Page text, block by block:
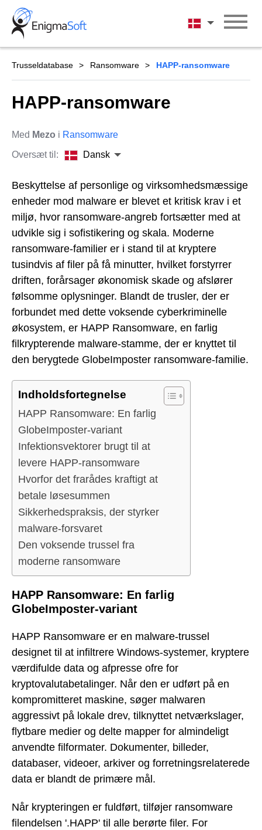
Skip
content
Dansk
Trusseldatabase Ransomware HAPP-ransomware
HAPP-ransomware
Med Mezo i Ransomware
Oversæt til:
Dansk
Beskyttelse af personlige og virksomhedsmæssige
enheder mod malware er blevet et kritisk krav i et
miljø, hvor ransomware-angreb fortsætter med at
udvikle sig i sofistikering og skala. Moderne
ransomware-familier er i stand til at kryptere
tusindvis af filer på få minutter, hvilket forstyrrer
driften, forårsager økonomisk skade og afslører
følsomme oplysninger. Blandt de trusler, der er
forbundet med dette voksende cyberkriminelle
økosystem, er HAPP Ransomware, en farlig
filkrypterende malware-stamme, der er knyttet til
den berygtede GlobeImposter ransomware-familie.
Indholdsfortegnelse
HAPP Ransomware: En farlig
GlobeImposter-variant
Infektionsvektorer brugt til at
levere HAPP-ransomware
Hvorfor det frarådes kraftigt at
betale løsesummen
Sikkerhedspraksis, der styrker
malware-forsvaret
Den voksende trussel fra
moderne ransomware
HAPP Ransomware: En farlig
GlobeImposter-variant
HAPP Ransomware er en malware-trussel
designet til at infiltrere Windows-systemer, kryptere
værdifulde data og afpresse ofre for
kryptovalutabetalinger. Når den er udført på en
kompromitteret maskine, søger malwaren
aggressivt på lokale drev, tilknyttet netværkslager,
flytbare medier og delte mapper for almindeligt
anvendte filformater. Dokumenter, billeder,
databaser, videoer, arkiver og forretningsrelaterede
data er blandt de primære mål.
Når krypteringen er fuldført, tilføjer ransomware
filendelsen '.HAPP' til alle berørte filer. For